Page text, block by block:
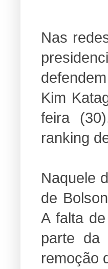
Nas
Kim
feira
ranking
Naquele
de
A falta
parte da
remoção